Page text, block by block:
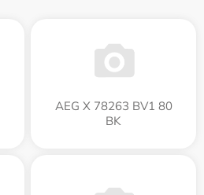
AEG X 78263 BV1 80
BK